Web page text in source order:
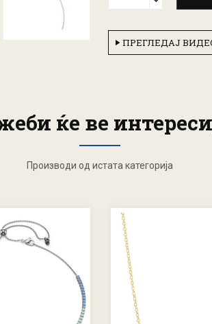
ПРЕГЛЕДАЈ
ќе ве
Производи од истата категорија